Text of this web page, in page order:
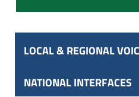
LOCAL & REGIONAL
NATIONAL INTERFACES